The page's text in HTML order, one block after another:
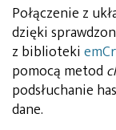
Połączenie z
dzięki
z biblioteki
pomocą metod
podsłuchanie
dane.